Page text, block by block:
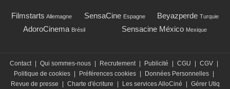
Filmstarts Allemagne SensaCine Espagne Beyazperde Turquie
AdoroCinema Brésil Sensacine México Mexique
Contact Qui sommes-nous Recrutement Publicité CGU CGV
Politique de cookies
Préférences cookies Données Personnelles
Revue de presse
Charte d'écriture Les services AlloCiné Gérer Utiq